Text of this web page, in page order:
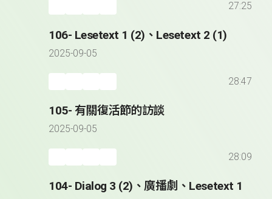
27:25
106- Lesetext 1 (2)、Lesetext 2 (1)
2025-09-05
28:47
105- 有關復活節的訪談
2025-09-05
28:09
104- Dialog 3 (2)、廣播劇、Lesetext 1